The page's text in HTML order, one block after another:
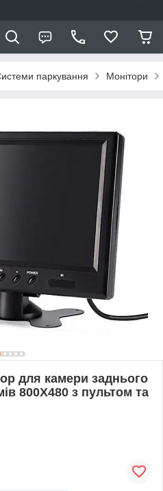
паркування Монітори
для камери заднього
800Х480 з пультом та